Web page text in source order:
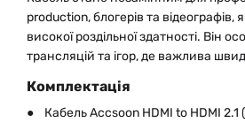
production, блогерів та
високої роздільної здатності. Він
трансляцій та ігор, де важлива
Комплектація
● Кабель Accsoon HDMI to HDMI 2.1